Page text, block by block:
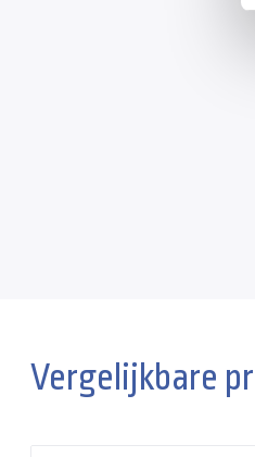
Vergelijkbare